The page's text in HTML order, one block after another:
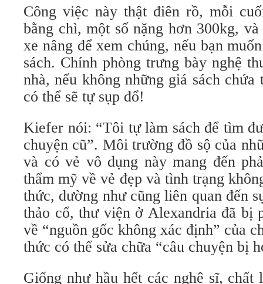
Công việc này thật điên rồ, mỗi
bằng chì, một số nặng hơn 300kg,
xe nâng để xem chúng, nếu bạn
sách. Chính phòng trưng bày nghệ
nhà, nếu không những giá sách
có thể sẽ tự sụp đổ!
Kiefer nói: “Tôi tự làm sách để tìm
chuyện cũ”. Môi trường đồ sộ của
và có vẻ vô dụng này mang đến
thẩm mỹ về vẻ đẹp và tình trạng
​​thức, dường như cũng liên quan đến
thảo cổ, thư viện ở Alexandria đã bị
về “nguồn gốc không xác định” của
​​thức có thể sửa chữa “câu chuyện bị
Giống như hầu hết các nghệ sĩ,